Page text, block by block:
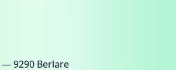
— 9290 Berlare